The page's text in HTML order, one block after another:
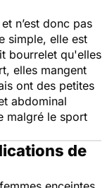
n’est donc pas
simple, elle est
bourrelet qu'elles
elles mangent
ont des petites
abdominal
malgré le sport
de